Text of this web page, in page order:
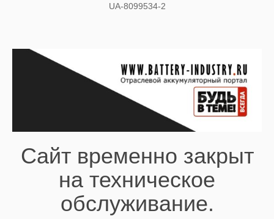
UA-8099534-2
Сайт временно закрыт
на техническое
обслуживание.